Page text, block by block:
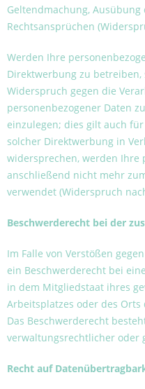
Geltendmachung,
Rechtsansprüchen
Werden Ihre
Direktwerbung zu betreiben,
Widerspruch gegen die
personenbezogener Daten
einzulegen; dies gilt auch
solcher Direktwerbung in
widersprechen, werden Ihre
anschließend nicht mehr
verwendet (Widerspruch
Beschwerderecht bei der
Im Falle von Verstößen
ein Beschwerderecht bei
in dem Mitgliedstaat ihres
Arbeitsplatzes oder des
Das Beschwerderecht
verwaltungsrechtlicher oder
Recht auf